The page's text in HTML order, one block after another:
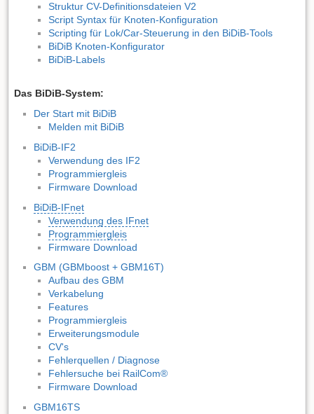
Struktur CV-Definitionsdateien V2
Script Syntax für Knoten-Konfiguration
Scripting für Lok/Car-Steuerung in den BiDiB-Tools
BiDiB Knoten-Konfigurator
BiDiB-Labels
Das BiDiB-System:
Der Start mit BiDiB
Melden mit BiDiB
BiDiB-IF2
Verwendung des IF2
Programmiergleis
Firmware Download
BiDiB-IFnet
Verwendung des IFnet
Programmiergleis
Firmware Download
GBM (GBMboost + GBM16T)
Aufbau des GBM
Verkabelung
Features
Programmiergleis
Erweiterungsmodule
CV's
Fehlerquellen / Diagnose
Fehlersuche bei RailCom®
Firmware Download
GBM16TS